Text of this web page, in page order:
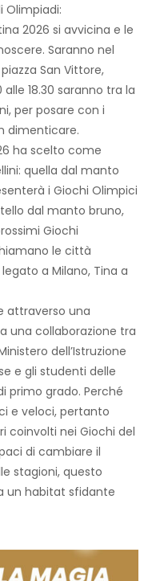
Olimpiadi:
2026 si avvicina e le
Saranno nel
San Vittore,
alle 18.30 saranno tra la
per posare con i
dimenticare.
ha scelto come
quella dal manto
i Giochi Olimpici
dal manto bruno,
Giochi
le città
a Milano, Tina a
attraverso una
una collaborazione tra
dell’Istruzione
e gli studenti delle
primo grado. Perché
e veloci, pertanto
coinvolti nei Giochi del
di cambiare il
stagioni, questo
un habitat sfidante